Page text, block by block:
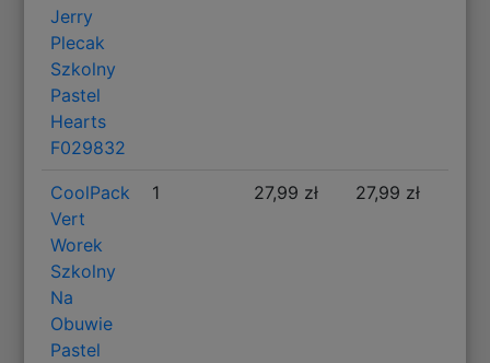
Jerry
Plecak
Szkolny
Pastel
Hearts
F029832
CoolPack
Vert
Worek
Szkolny
Na
Obuwie
Pastel
1 27,99 zł 27,99 zł